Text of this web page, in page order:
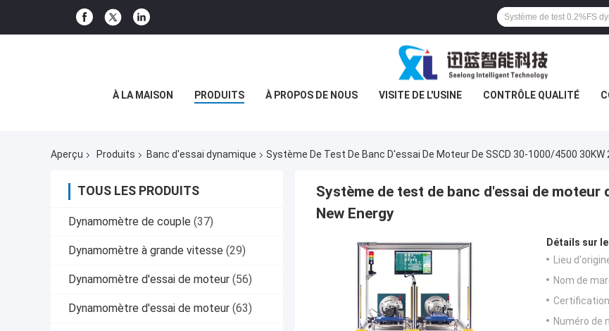
À LA MAISON PRODUITS À PROPOS DE NOUS VISITE DE L'USINE CONTRÔLE QUALITÉ
Aperçu Produits Banc d'essai dynamique Système De Test De Banc D'essai De Moteur De SSCD 30-1000/4500 30KW
TOUS LES PRODUITS
Dynamomètre de couple (37)
Dynamomètre à grande vitesse (29)
Dynamomètre d'essai de moteur (56)
Dynamomètre d'essai de moteur (63)
Système de test de banc d'essai de moteur
New Energy
Détails sur
Lieu
Nom de
Numéro de